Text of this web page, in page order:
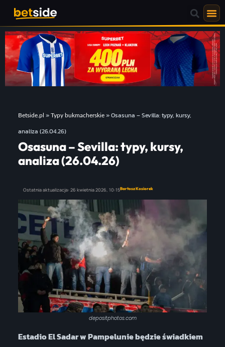
Betside.pl » Typy bukmacherskie»Osasuna – Sevilla: typy, kursy,
analiza (26.04.26)
Osasuna – Sevilla: typy, kursy,
analiza (26.04.26)
Ostatnia aktualizacja: 26 kwietnia 2026, 10:15Bartosz Kosiorek
depositphotos.com
Estadio El Sadar w Pampelunie będzie świadkiem